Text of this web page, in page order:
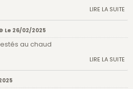
LIRE LA SUITE
Le 26/02/2025
au chaud
LIRE LA SUITE